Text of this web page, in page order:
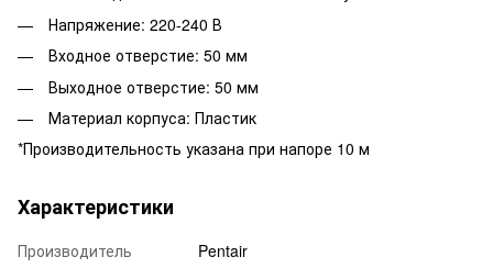
Напряжение: 220-240 В
Входное отверстие: 50 мм
Выходное отверстие: 50 мм
Материал корпуса: Пластик
*Производительность указана при напоре 10 м
Характеристики
Производитель
Pentair